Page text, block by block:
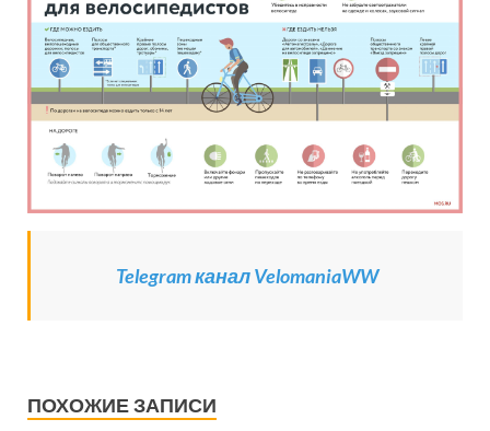
Telegram канал VelomaniaWW
ПОХОЖИЕ ЗАПИСИ